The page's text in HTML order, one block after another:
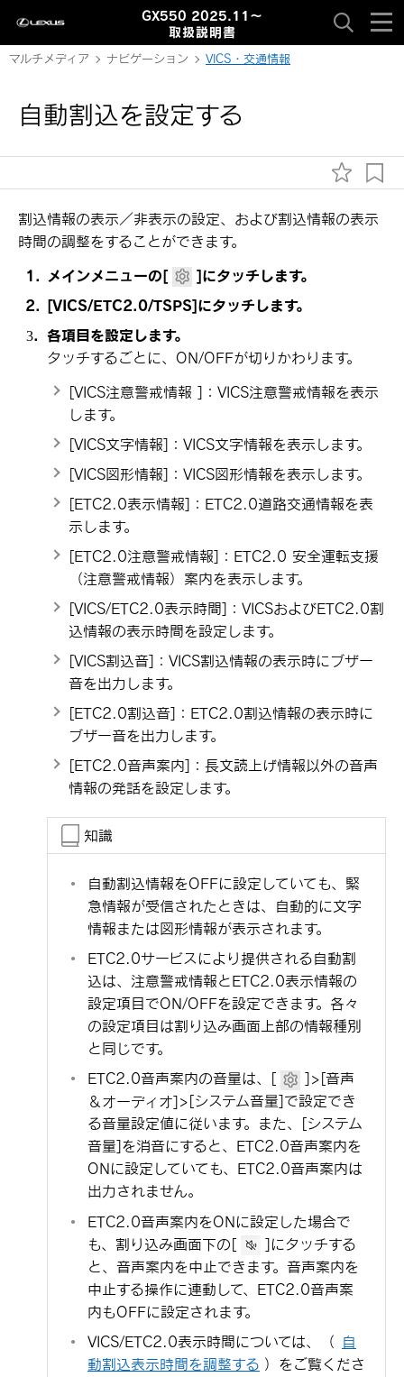
GX550 2025.11～
取扱説明書
マルチメディア ナビゲーション VICS・交通情報
自動割込を設定する
割込情報の表示／非表示の設定、および割込情報の表示
時間の調整をすることができます。
メインメニューの[‍ ‍]にタッチします。
[‍VICS/ETC2.0/TSPS‍]にタッチします。
各項目を設定します。
タッチするごとに、ON/OFFが切りかわります。
[‍VICS注意警戒情報 ‍] ：VICS注意警戒情報を表示
します。
[‍VICS文字情報‍] ：VICS文字情報を表示します。
[‍VICS図形情報‍] ：VICS図形情報を表示します。
[‍ETC2.0表示情報‍] ：ETC2.0道路交通情報を表
示します。
[‍ETC2.0注意警戒情報‍] ：ETC2.0 安全運転支援
（注意警戒情報）案内を表示します。
[‍VICS/ETC2.0表示時間‍] ：VICSおよびETC2.0割
込情報の表示時間を設定します。
[‍VICS割込音‍] ：VICS割込情報の表示時にブザー
音を出力します。
[‍ETC2.0割込音‍] ：ETC2.0割込情報の表示時に
ブザー音を出力します。
[‍ETC2.0音声案内‍] ：長文読上げ情報以外の音声
情報の発話を設定します。
知識
自動割込情報をOFFに設定していても、緊
急情報が受信されたときは、自動的に文字
情報または図形情報が表示されます。
ETC2.0サービスにより提供される自動割
込は、注意警戒情報とETC2.0表示情報の
設定項目でON/OFFを設定できます。各々
の設定項目は割り込み画面上部の情報種別
と同じです。
ETC2.0音声案内の音量は、
[‍ ‍] > [‍音声
＆オーディオ‍]> [‍システム音量‍]で設定でき
る音量設定値に従います。また、
[‍システム
音量‍]を消音にすると、ETC2.0音声案内を
ONに設定していても、ETC2.0音声案内は
出力されません。
ETC2.0音声案内をONに設定した場合で
も、割り込み画面下の[‍ ‍]にタッチする
と、音声案内を中止できます。音声案内を
中止する操作に連動して、ETC2.0音声案
内もOFFに設定されます。
VICS/ETC2.0表示時間については、
（ 自
動割込表示時間を調整する ） をご覧くださ